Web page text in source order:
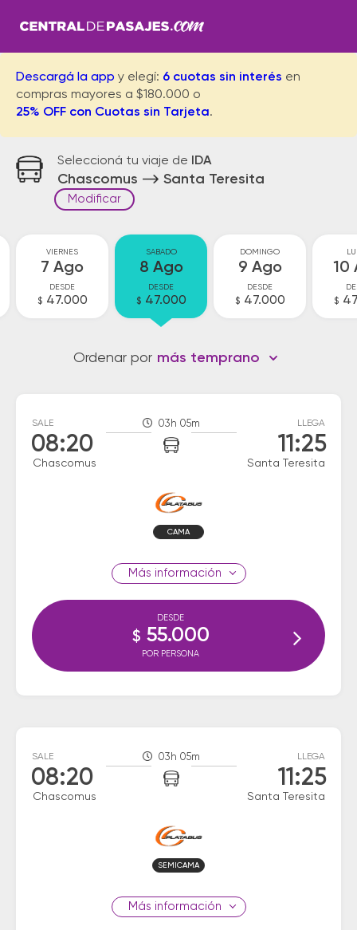
Descargá la app y elegí: 6 cuotas sin interés en
compras mayores a $180.000 o
25% OFF con Cuotas sin Tarjeta.
Seleccioná tu viaje de IDA
Chascomus Santa Teresita
Modificar
VIERNES
7 Ago
DESDE
$ 47.000
SABADO
8 Ago
DESDE
$ 47.000
DOMINGO
9 Ago
DESDE
$ 47.000
10
$
Ordenar por más temprano
SALE
08:20
Chascomus
03h 05m LLEGA
11:25
Santa Teresita
CAMA
información
DESDE
$ 55.000
POR PERSONA
SALE
08:20
Chascomus
03h 05m LLEGA
11:25
Santa Teresita
SEMICAMA
información